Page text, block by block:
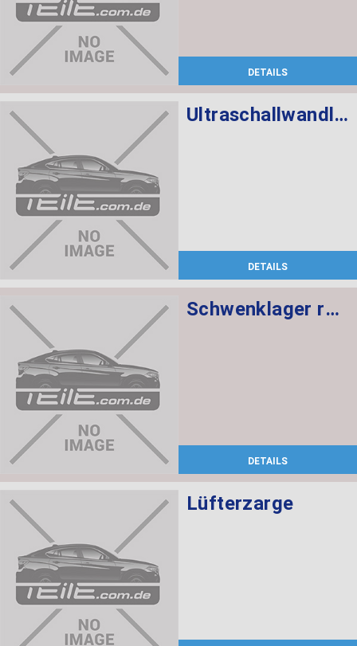
DETAILS
Ultraschallwandler schwarz
DETAILS
Schwenklager rechts
DETAILS
Lüfterzarge